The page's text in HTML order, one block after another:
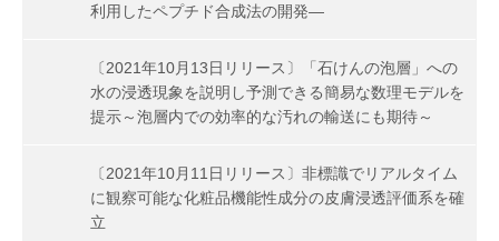
利用したペプチド合成法の開発―
〔2021年10月13日リリース〕「石けんの泡層」への
水の浸透現象を説明し予測できる簡易な数理モデルを
提示～泡層内での効率的な汚れの輸送にも期待～
〔2021年10月11日リリース〕非標識でリアルタイム
に観察可能な化粧品機能性成分の皮膚浸透評価系を確
立